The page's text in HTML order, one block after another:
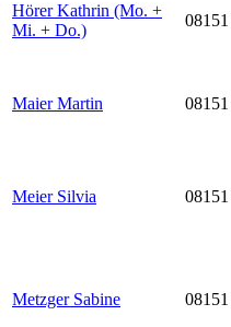
Hörer Kathrin (Mo. +
Mi. + Do.)
Maier Martin
Meier Silvia
Metzger Sabine